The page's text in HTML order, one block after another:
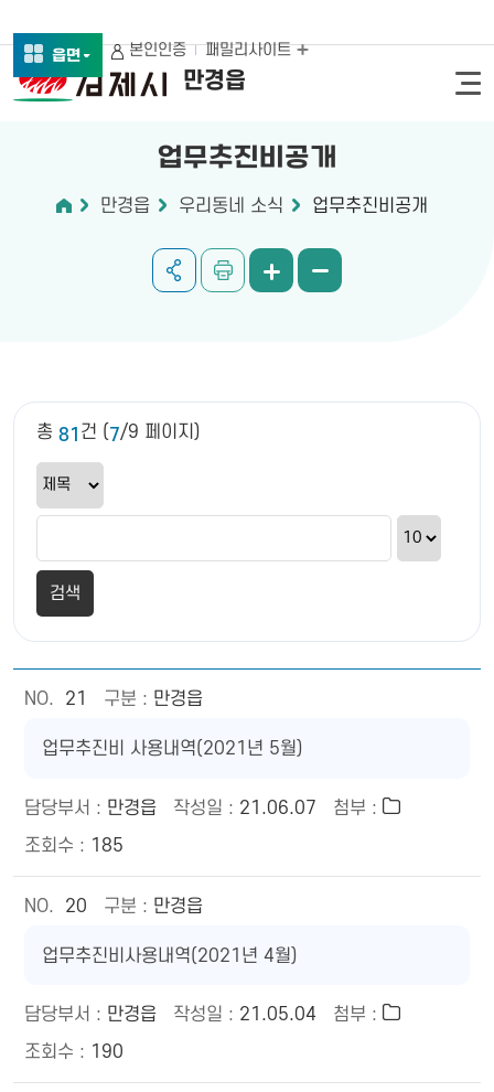
만경읍
읍면 본인인증 패밀리사이트
업무추진비공개
만경읍 우리동네 소식 업무추진비공개
총 81 건 (7/9 페이지)
21 만경읍
업무추진비 사용내역(2021년 5월)
만경읍
21.06.07
185
20 만경읍
업무추진비사용내역(2021년 4월)
만경읍
21.05.04
190